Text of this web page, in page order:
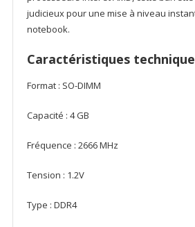
judicieux pour une mise à niveau
notebook.
Caractéristiques
Format : SO-DIMM
Capacité : 4 GB
Fréquence : 2666 MHz
Tension : 1.2V
Type : DDR4